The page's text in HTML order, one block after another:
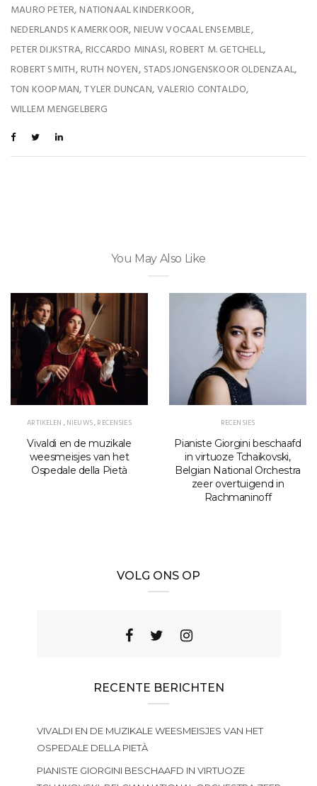
MAURO PETER, NATIONAAL KINDERKOOR,
NEDERLANDS KAMERKOOR, NIEUW VOCAAL ENSEMBLE,
PETER DIJKSTRA, RICCARDO MINASI, ROBERT M. GETCHELL,
ROBERT SMITH, RUTH NOYEN, STADSJONGENSKOOR OLDENZAAL,
TON KOOPMAN,TYLER DUNCAN,VALERIO CONTALDO,
WILLEM MENGELBERG
You May Also Like
ARTIKELEN ,NIEUWS,RECENSIES
Vivaldi en de muzikale
weesmeisjes van het
Ospedale della Pietà
RECENSIES
Pianiste Giorgini beschaafd
in virtuoze Tchaikovski,
Belgian National Orchestra
zeer overtuigend in
Rachmaninoff
VOLG ONS OP
RECENTE BERICHTEN
VIVALDI EN DE MUZIKALE WEESMEISJES VAN HET
OSPEDALE DELLA PIETÀ
PIANISTE GIORGINI BESCHAAFD IN VIRTUOZE